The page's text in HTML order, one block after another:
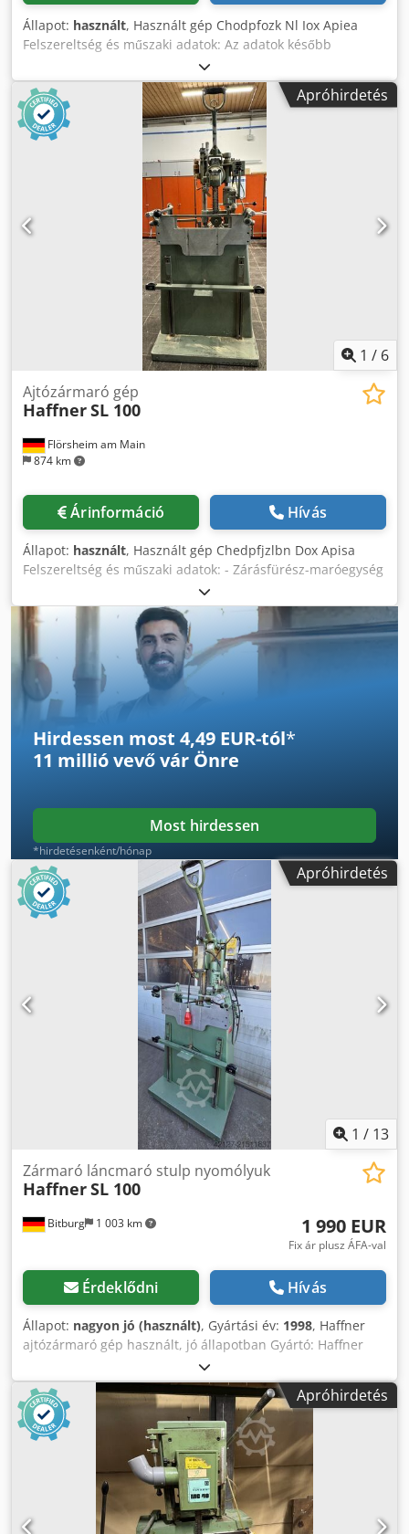
Állapot: használt, Használt gép Chodpfozk Nl Iox Apiea
Felszereltség és műszaki adatok: Az adatok később
kerülnek feltöltésre. Elérhetőség: rövid időn belül Helyszín:
63934 Röllbach
Apróhirdetés
1 / 6
Flörsheim am Main
874 km
Ajtózármaró gép
HaffnerSL 100
Árinformáció Hívás
Állapot: használt, Használt gép Chedpfjzlbn Dox Apisa
Felszereltség és műszaki adatok: - Zárásfürész-maróegység
- Furatfúró - Élmaró - Motor: 1,7 kW - 2800 ford./perc -
Tartozékokkal együtt Helyszín: 63934 Flörsheim
Elérhetőség: rövid időn belül
Hirdessen most 4,49 EUR-tól*
11 millió vevővár Önre
Most hirdessen
*hirdetésenként/hónap
Apróhirdetés
1 / 13
Bitburg 1 003 km
Zármaró láncmaró stulp nyomólyuk
HaffnerSL 100
1 990 EUR
Fix ár plusz ÁFA-val
Érdeklődni Hívás
Állapot: nagyon jó (használt), Gyártási év: 1998, Haffner
ajtózármaró gép használt, jó állapotban Gyártó: Haffner
Típus: SL 100 Chodeyuty Sjpfx Apiea Gép szám: 5372
Oszlopos gép Láncfűrész készlet Ajtótartó
Munkadarabtartó Kilincsfurat motor Stulp motor
Kenőberendezés Elszívó csatlakozás Ø 80/100 mm
Helyigény kb. 1200 mm x 700 mm x 2000 mm Súly kb. 300
kg Raktárhely: 54634 Bitburg Átadás a jelenlegi állapotban,
ahogy megtekintették, garancia és szavatosság nélkül
Apróhirdetés